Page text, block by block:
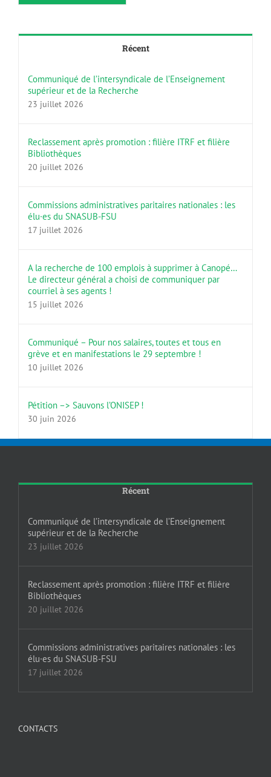
Récent
Communiqué de l’intersyndicale de l’Enseignement
supérieur et de la Recherche
23 juillet 2026
Reclassement après promotion : filière ITRF et filière
Bibliothèques
20 juillet 2026
Commissions administratives paritaires nationales : les
élu·es du SNASUB-FSU
17 juillet 2026
A la recherche de 100 emplois à supprimer à Canopé…
Le directeur général a choisi de communiquer par
courriel à ses agents !
15 juillet 2026
Communiqué – Pour nos salaires, toutes et tous en
grève et en manifestations le 29 septembre !
10 juillet 2026
Pétition –> Sauvons l’ONISEP !
30 juin 2026
Récent
Communiqué de l’intersyndicale de l’Enseignement
supérieur et de la Recherche
23 juillet 2026
Reclassement après promotion : filière ITRF et filière
Bibliothèques
20 juillet 2026
Commissions administratives paritaires nationales : les
élu·es du SNASUB-FSU
17 juillet 2026
CONTACTS